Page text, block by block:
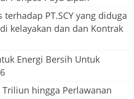
terhadap PT.SCY yang diduga
kelayakan dan dan Kontrak
Energi Bersih Untuk
Triliun hingga Perlawanan